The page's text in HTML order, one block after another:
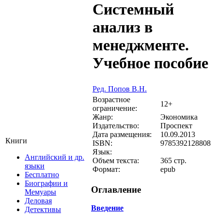
Книги
Английский и др.
языки
Бесплатно
Биографии и
Мемуары
Деловая
Детективы
Системный
анализ в
менеджменте.
Учебное пособие
Ред. Попов В.Н.
Возрастное
ограничение:
12+
Жанр:
Экономика
Издательство:
Проспект
Дата размещения:
10.09.2013
ISBN:
9785392128808
Язык:
Объем текста:
365 стр.
Формат:
epub
Оглавление
Введение